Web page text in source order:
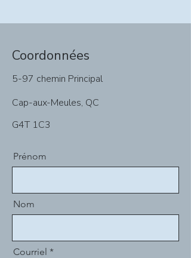
Coordonnées
5-97 chemin Principal
Cap-aux-Meules, QC
G4T 1C3
Prénom
Nom
Courriel